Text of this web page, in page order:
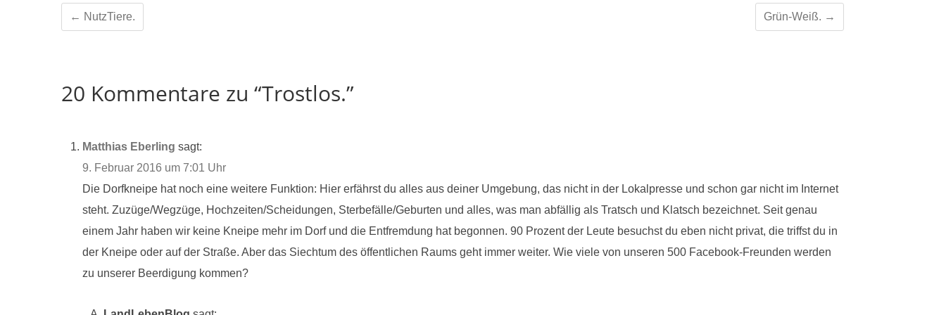
← NutzTiere. Grün-Weiß. →
20 Kommentare zu “Trostlos.”
Matthias Eberling sagt:
9. Februar 2016 um 7:01 Uhr
Die Dorfkneipe hat noch eine weitere Funktion: Hier erfährst du alles aus deiner Umgebung, das nicht in der Lokalpresse und schon gar nicht im Internet
steht. Zuzüge/Wegzüge, Hochzeiten/Scheidungen, Sterbefälle/Geburten und alles, was man abfällig als Tratsch und Klatsch bezeichnet. Seit genau
einem Jahr haben wir keine Kneipe mehr im Dorf und die Entfremdung hat begonnen. 90 Prozent der Leute besuchst du eben nicht privat, die triffst du in
der Kneipe oder auf der Straße. Aber das Siechtum des öffentlichen Raums geht immer weiter. Wie viele von unseren 500 Facebook-Freunden werden
zu unserer Beerdigung kommen?